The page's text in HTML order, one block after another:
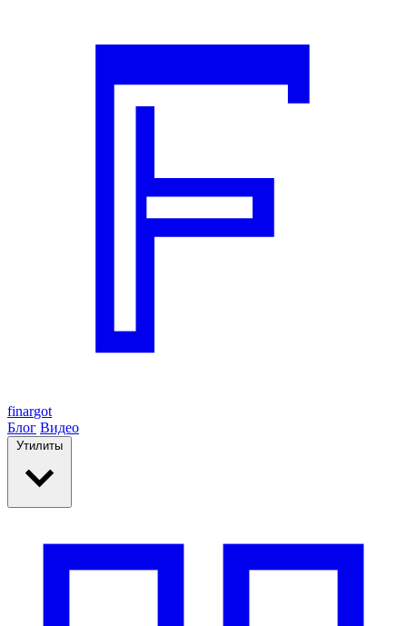
finargot
Блог Видео
Утилиты